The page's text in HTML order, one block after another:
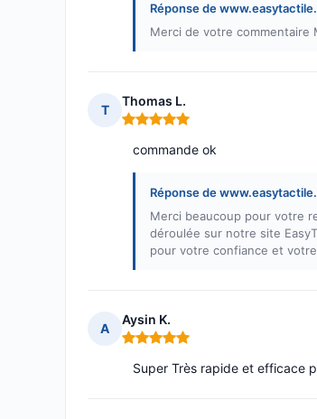
Réponse de
Merci de votre commentaire
T
Thomas L.
Note : 5 sur 5
commande ok
Réponse de
Merci beaucoup pour votre
déroulée sur notre site
pour votre confiance et
A
Aysin K.
Note : 5 sur 5
Super Très rapide et efficace